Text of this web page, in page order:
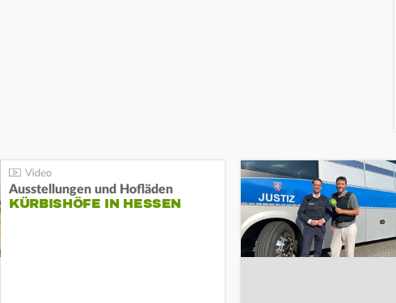
Ausstellungen und Hofläden
KÜRBISHÖFE IN HESSEN